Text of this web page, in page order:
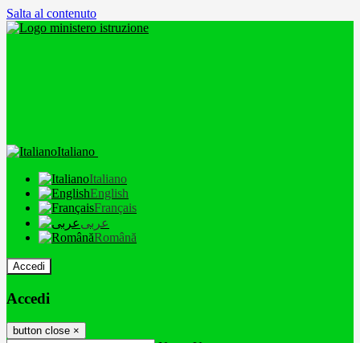
Salta al contenuto
Italiano
Italiano
English
Français
عربى
Română
Accedi
Accedi
button close ×